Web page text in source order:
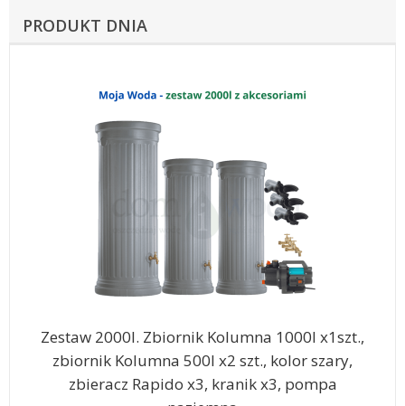
PRODUKT DNIA
Zestaw 2000l. Zbiornik Kolumna 1000l x1szt.,
zbiornik Kolumna 500l x2 szt., kolor szary,
zbieracz Rapido x3, kranik x3, pompa